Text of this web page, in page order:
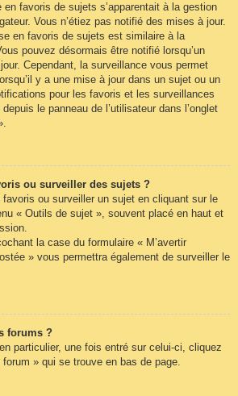
favoris de sujets s’apparentait à la gestion
Vous n’étiez pas notifié des mises à jour.
en favoris de sujets est similaire à la
pouvez désormais être notifié lorsqu’un
Cependant, la surveillance vous permet
y a une mise à jour dans un sujet ou un
pour les favoris et les surveillances
le panneau de l’utilisateur dans l’onglet
ou surveiller des sujets ?
ou surveiller un sujet en cliquant sur le
« Outils de sujet », souvent placé en haut et
la case du formulaire « M’avertir
» vous permettra également de surveiller le
forums ?
particulier, une fois entré sur celui-ci, cliquez
» qui se trouve en bas de page.